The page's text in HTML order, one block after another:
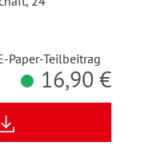
Paper-Teilbeitrag
16,90 €